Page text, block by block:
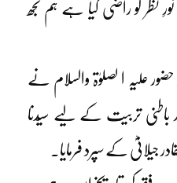
نظر کو راضی کیا ہے ہم تجھ
علیہ ا لصلوٰۃ والسلام نے
تربیت کے لیے سیّدنا
جیلانیؓ کے سپرد فرمایا۔